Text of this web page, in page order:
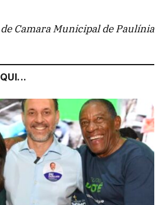
Camara Municipal de Paulínia